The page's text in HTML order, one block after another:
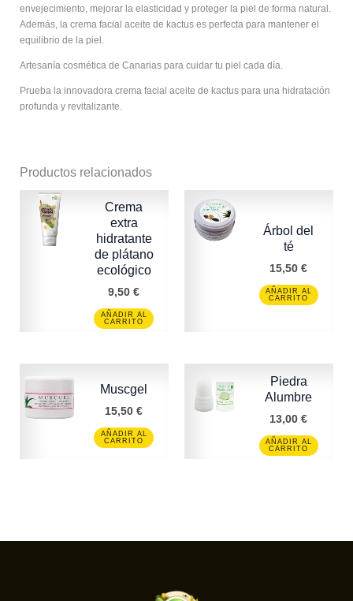
envejecimiento, mejorar la elasticidad y proteger la piel de forma natural.
Además, la crema facial aceite de kactus es perfecta para mantener el
equilibrio de la piel.
Artesanía cosmética de Canarias para cuidar tu piel cada día.
Prueba la innovadora crema facial aceite de kactus para una hidratación
profunda y revitalizante.
Productos relacionados
Crema
extra
hidratante
de plátano
ecológico
9,50€
AÑADIR AL
CARRITO
Árbol del
té
15,50€
AÑADIR AL
CARRITO
Muscgel
15,50€
AÑADIR AL
CARRITO
Piedra
Alumbre
13,00€
AÑADIR AL
CARRITO